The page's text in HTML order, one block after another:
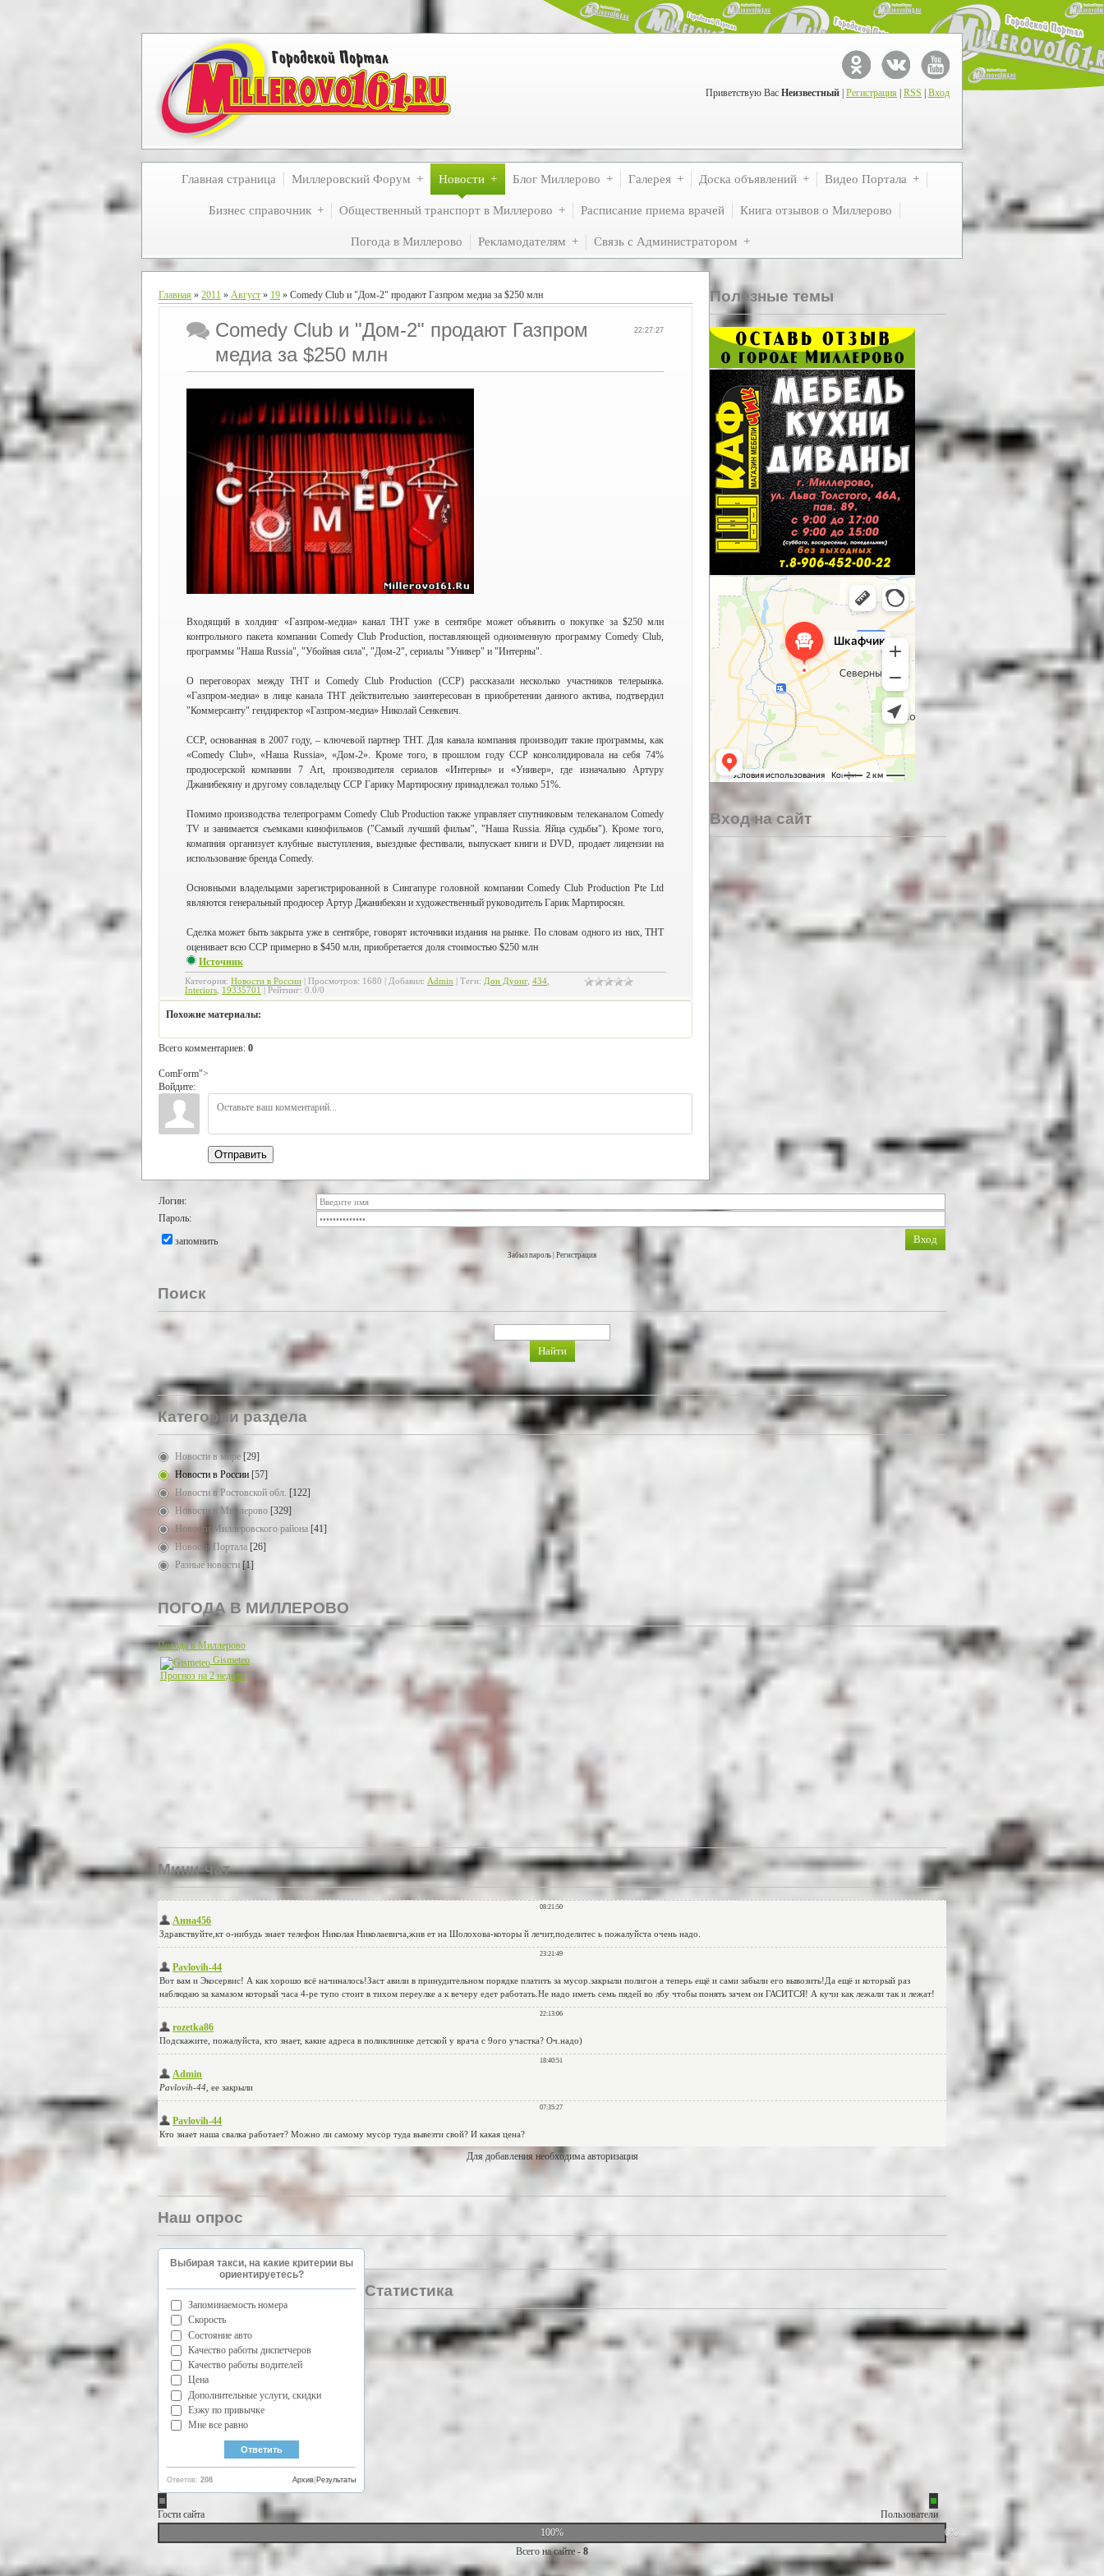
Приветствую Вас Неизвестный Регистрация RSS Вход
Главная страница Миллеровский Форум Новости Блог Миллерово Галерея Доска объявлений Видео Портала
Бизнес справочник Общественный транспорт в Миллерово Расписание приема врачей Книга отзывов о Миллерово
Погода в Миллерово Рекламодателям Связь с Администратором
Главная » 2011 » Август » 19 » Comedy Club и "Дом-2" продают Газпром медиа за $250 млн
22:27:27
Comedy Club и "Дом-2" продают Газпром
медиа за $250 млн
Входящий в холдинг «Газпром-медиа» канал ТНТ уже в сентябре может объявить о покупке за $250 млн
контрольного пакета компании Comedy Club Production, поставляющей одноименную программу Comedy Club,
программы "Наша Russia", "Убойная сила", "Дом-2", сериалы "Универ" и "Интерны".
О переговорах между ТНТ и Comedy Club Production (CCP) рассказали несколько участников телерынка.
«Газпром-медиа» в лице канала ТНТ действительно заинтересован в приобретении данного актива, подтвердил
"Коммерсанту" гендиректор «Газпром-медиа» Николай Сенкевич.
CCP, основанная в 2007 году, – ключевой партнер ТНТ. Для канала компания производит такие программы, как
«Comedy Club», «Наша Russia», «Дом-2». Кроме того, в прошлом году CCP консолидировала на себя 74%
продюсерской компании 7 Art, производителя сериалов «Интерны» и «Универ», где изначально Артуру
Джанибекяну и другому совладельцу CCP Гарику Мартиросяну принадлежал только 51%.
Помимо производства телепрограмм Comedy Club Production также управляет спутниковым телеканалом Comedy
TV и занимается съемками кинофильмов ("Самый лучший фильм", "Наша Russia. Яйца судьбы"). Кроме того,
комапния организует клубные выступления, выездные фестивали, выпускает книги и DVD, продает лицензии на
использование бренда Comedy.
Основными владельцами зарегистрированной в Сингапуре головной компании Comedy Club Production Pte Ltd
являются генеральный продюсер Артур Джанибекян и художественный руководитель Гарик Мартиросян.
Сделка может быть закрыта уже в сентябре, говорят источники издания на рынке. По словам одного из них, ТНТ
оценивает всю CCP примерно в $450 млн, приобретается доля стоимостью $250 млн
Источник
Категория: Новости в России Просмотров: 1680 Добавил: Admin Теги: Дон Дуонг, 434
Interiors
19335701 Рейтинг: 0.0/0
Похожие материалы:
Всего комментариев: 0
ComForm">
Войдите:
Отправить
Полезные темы
Вход на сайт
Логин:
Пароль:
запомнить
Забыл пароль Регистрация
Поиск
Категории раздела
Новости в мире [29]
Новости в России [57]
Новости в Ростовской обл. [122]
Новости в Миллерово [329]
Новости Миллеровского района [41]
Новости Портала [26]
Разные новости [1]
ПОГОДА В МИЛЛЕРОВО
Погода в Миллерово
Gismeteo
Прогноз на 2 недели
Мини-чат
Для добавления необходима авторизация
Наш опрос
Выбирая такси, на какие критерии вы
ориентируетесь?
Запоминаемость номера
Скорость
Состояние авто
Качество работы диспетчеров
Качество работы водителей
Цена
Дополнительные услуги, скидки
Езжу по привычке
Мне все равно
Ответов: 208 Результаты
Архив
Статистика
Гости сайта
Пользователи
100%
0%
Всего на сайте - 8